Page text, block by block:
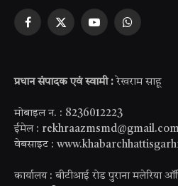
Facebook
X
YouTubeWhatsApp
प्रधान संपादक एवं स्वामी : रेखराम साहू
मोबाइल न. : 8236012223
ईमेल :
वेबसाइट :
कार्यालय : बीटीआई रोड पुराना मलेरिया